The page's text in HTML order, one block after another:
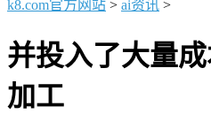
k8.com官方网站 > ai资讯 >
并投入了大量
加工